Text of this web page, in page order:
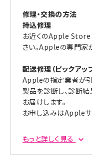
その他破損の場合
※iPadの修理代金は
円（税込）
は3,700円（税込）
修理・交換の方法
持込修理
お近くのApple Store
さい。Appleの専門家
配送修理（ピックアッ
Appleの指定業者が引
製品を診断し、診断
お届けします。
お申し込みはAppleサ
端末交換（エクスプレ
交換品（本体・アクセ
お申し込みはAppleサ
もっと詳しく見る